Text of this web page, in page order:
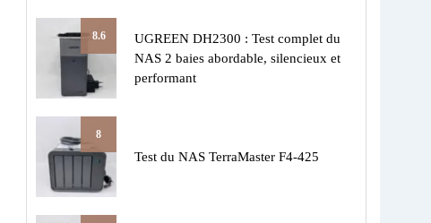
8.6
UGREEN DH2300 : Test complet du
NAS 2 baies abordable, silencieux et
performant
8
Test du NAS TerraMaster F4-425